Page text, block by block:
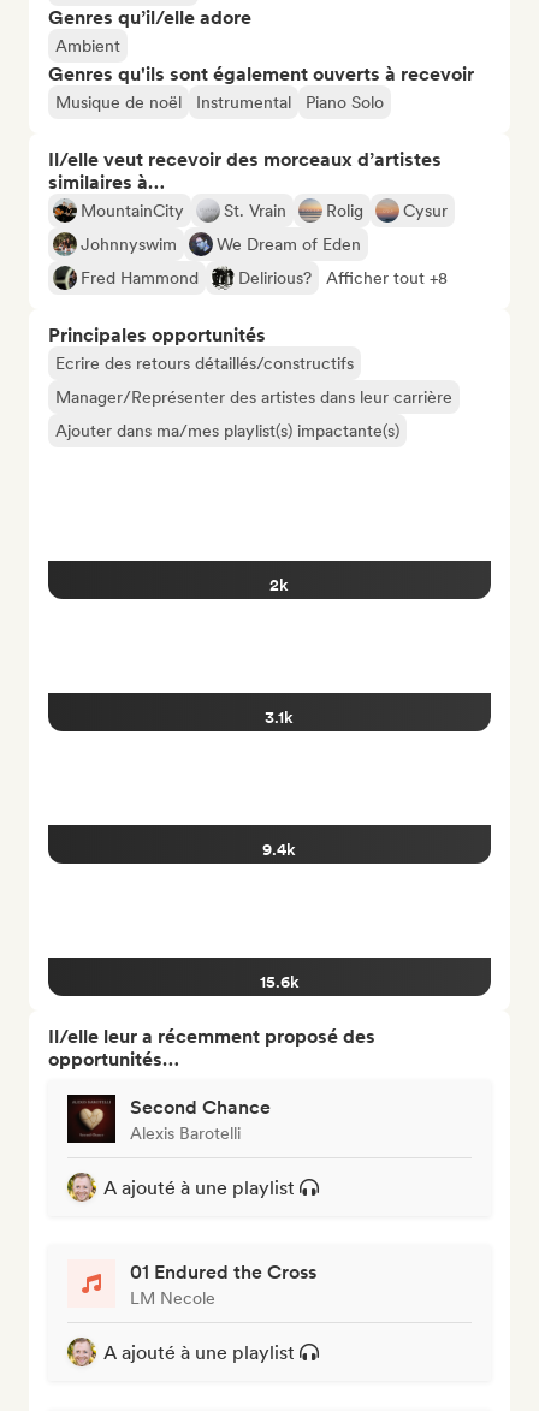
Genres qu’il/elle adore
Ambient
Genres qu'ils sont également ouverts à recevoir
Musique de noël Instrumental Piano Solo
Il/elle veut recevoir des morceaux d’artistes
similaires à…
MountainCity St. Vrain Rolig
Cysur
Johnnyswim
We Dream of Eden
Fred Hammond
Delirious? Afficher tout +8
Principales opportunités
Ecrire des retours détaillés/constructifs
Manager/Représenter des artistes dans leur carrière
Ajouter dans ma/mes playlist(s) impactante(s)
2k
3.1k
9.4k
15.6k
Il/elle leur a récemment proposé des
opportunités…
Second Chance
Alexis Barotelli
A ajouté à une playlist
01 Endured the Cross
LM Necole
A ajouté à une playlist